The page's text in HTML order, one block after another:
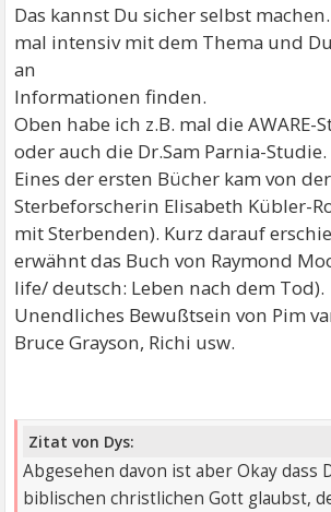
Das kannst Du sicher selbst
mal intensiv mit dem Thema und
an
Informationen finden.
Oben habe ich z.B. mal die AWARE-
oder auch die Dr.Sam Parnia-Studie.
Eines der ersten Bücher kam von der
Sterbeforscherin Elisabeth Kübler-
mit Sterbenden). Kurz darauf
erwähnt das Buch von Raymond
life/ deutsch: Leben nach dem Tod).
Unendliches Bewußtsein von Pim
Bruce Grayson, Richi usw.
Zitat von Dys:
Abgesehen davon ist aber Okay dass
biblischen christlichen Gott glaubst,